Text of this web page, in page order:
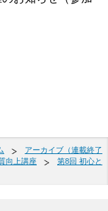
アーカイブ（連載終了
向上講座
第8回 初心と